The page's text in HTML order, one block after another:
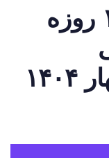
تور تایلند ترکیبی ۱۶ روزه